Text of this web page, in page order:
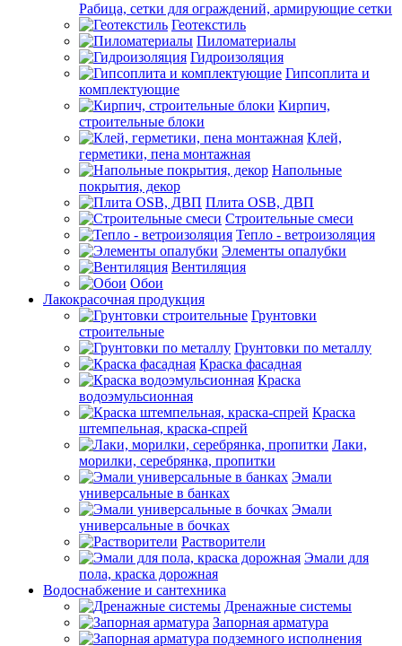
Рабица, сетки для ограждений, армирующие сетки
Геотекстиль
Пиломатериалы
Гидроизоляция
Гипсоплита и
комплектующие
Кирпич,
строительные блоки
Клей,
герметики, пена монтажная
Напольные
покрытия, декор
Плита OSB, ДВП
Строительные смеси
Тепло - ветроизоляция
Элементы опалубки
Вентиляция
Обои
Лакокрасочная продукция
Грунтовки
строительные
Грунтовки по металлу
Краска фасадная
Краска
водоэмульсионная
Краска
штемпельная, краска-спрей
Лаки,
морилки, серебрянка, пропитки
Эмали
универсальные в банках
Эмали
универсальные в бочках
Растворители
Эмали для
пола, краска дорожная
Водоснабжение и сантехника
Дренажные системы
Запорная арматура